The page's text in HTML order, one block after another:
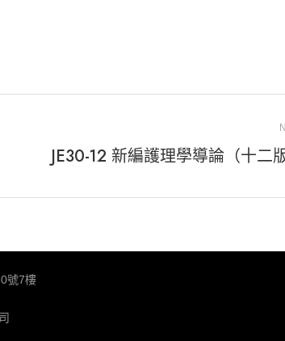
JE30-12 新編護理學導論（十二版
號7樓